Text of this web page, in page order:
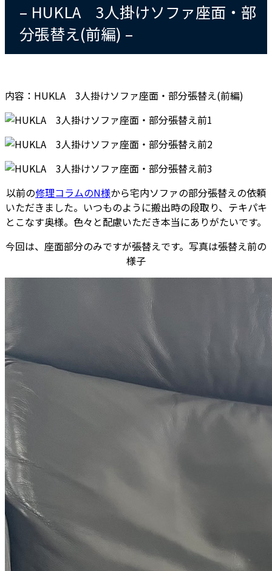
– HUKLA 3人掛けソファ座面・部
分張替え(前編) –
内容：HUKLA 3人掛けソファ座面・部分張替え(前編)
以前の修理コラムのN様から宅内ソファの部分張替えの依頼
いただきました。いつものように搬出時の段取り、テキパキ
とこなす奥様。色々と配慮いただき本当にありがたいです。
今回は、座面部分のみですが張替えです。写真は張替え前の
様子